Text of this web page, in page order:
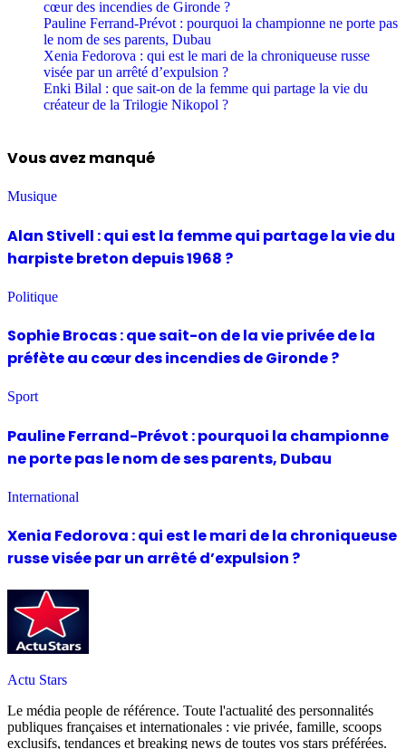
cœur des incendies de Gironde ?
Pauline Ferrand-Prévot : pourquoi la championne ne porte pas
le nom de ses parents, Dubau
Xenia Fedorova : qui est le mari de la chroniqueuse russe
visée par un arrêté d’expulsion ?
Enki Bilal : que sait-on de la femme qui partage la vie du
créateur de la Trilogie Nikopol ?
Vous avez manqué
Musique
Alan Stivell : qui est la femme qui partage la vie du
harpiste breton depuis 1968 ?
Politique
Sophie Brocas : que sait-on de la vie privée de la
préfète au cœur des incendies de Gironde ?
Sport
Pauline Ferrand-Prévot : pourquoi la championne
ne porte pas le nom de ses parents, Dubau
International
Xenia Fedorova : qui est le mari de la chroniqueuse
russe visée par un arrêté d’expulsion ?
Actu Stars
Le média people de référence. Toute l'actualité des personnalités
publiques françaises et internationales : vie privée, famille, scoops
exclusifs, tendances et breaking news de toutes vos stars préférées.